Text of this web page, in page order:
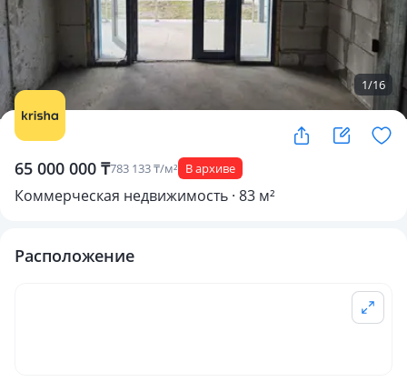
1/16
65 000 000 ₸783 133 ₸/м² В архиве
Коммерческая недвижимость · 83 м²
Расположение